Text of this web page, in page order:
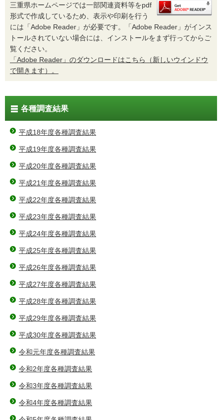
三重県ホームページでは一部関連資料等をpdf
形式で作成しているため、表示や印刷を行う
には「Adobe Reader」が必要です。「Adobe Reader」がインス
トールされていない場合には、インストールをまず行ってからご
覧ください。
「Adobe Reader」のダウンロードはこちら（新しいウインドウ
で開きます）。
各種調査結果
平成18年度各種調査結果
平成19年度各種調査結果
平成20年度各種調査結果
平成21年度各種調査結果
平成22年度各種調査結果
平成23年度各種調査結果
平成24年度各種調査結果
平成25年度各種調査結果
平成26年度各種調査結果
平成27年度各種調査結果
平成28年度各種調査結果
平成29年度各種調査結果
平成30年度各種調査結果
令和元年度各種調査結果
令和2年度各種調査結果
令和3年度各種調査結果
令和4年度各種調査結果